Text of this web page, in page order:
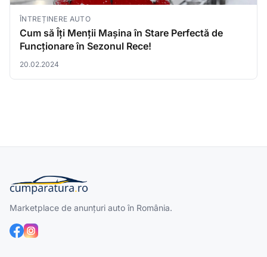
ÎNTREȚINERE AUTO
Cum să Îți Menții Mașina în Stare Perfectă de
Funcționare în Sezonul Rece!
20.02.2024
Marketplace de anunțuri auto în România.